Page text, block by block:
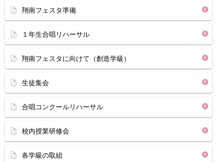
翔南フェスタ準備
１年生合唱リハーサル
翔南フェスタに向けて（創造学級）
生徒集会
合唱コンクールリハーサル
校内授業研修会
各学級の取組